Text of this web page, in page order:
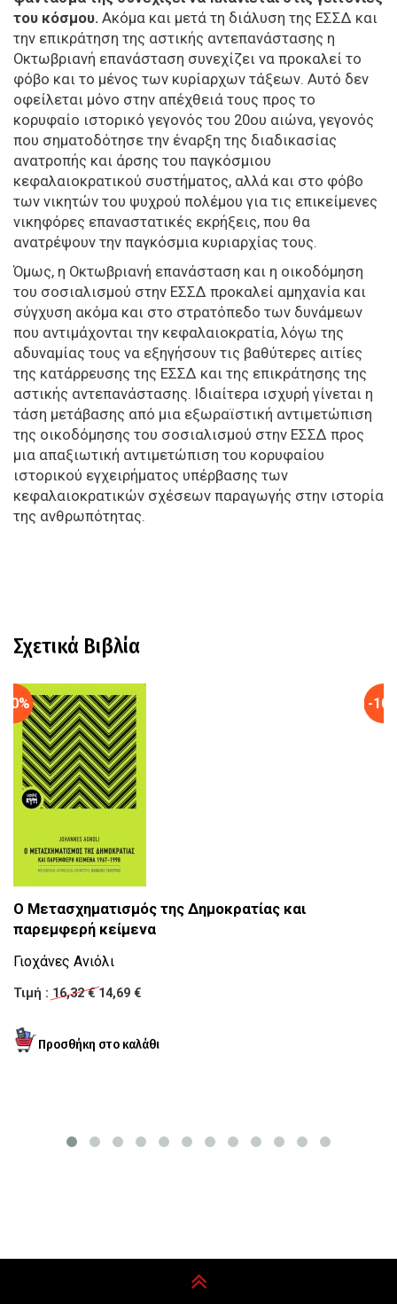
του κόσμου. Ακόμα και μετά τη διάλυση της ΕΣΣΔ και
την επικράτηση της αστικής αντεπανάστασης η
Οκτωβριανή επανάσταση συνεχίζει να προκαλεί το
φόβο και το μένος των κυρίαρχων τάξεων. Αυτό δεν
οφείλεται μόνο στην απέχθειά τους προς το
κορυφαίο ιστορικό γεγονός του 20ου αιώνα, γεγονός
που σηματοδότησε την έναρξη της διαδικασίας
ανατροπής και άρσης του παγκόσμιου
κεφαλαιοκρατικού συστήματος, αλλά και στο φόβο
των νικητών του ψυχρού πολέμου για τις επικείμενες
νικηφόρες επαναστατικές εκρήξεις, που θα
ανατρέψουν την παγκόσμια κυριαρχίας τους.
Όμως, η Οκτωβριανή επανάσταση και η οικοδόμηση
του σοσιαλισμού στην ΕΣΣΔ προκαλεί αμηχανία και
σύγχυση ακόμα και στο στρατόπεδο των δυνάμεων
που αντιμάχονται την κεφαλαιοκρατία, λόγω της
αδυναμίας τους να εξηγήσουν τις βαθύτερες αιτίες
της κατάρρευσης της ΕΣΣΔ και της επικράτησης της
αστικής αντεπανάστασης. Ιδιαίτερα ισχυρή γίνεται η
τάση μετάβασης από μια εξωραϊστική αντιμετώπιση
της οικοδόμησης του σοσιαλισμού στην ΕΣΣΔ προς
μια απαξιωτική αντιμετώπιση του κορυφαίου
ιστορικού εγχειρήματος υπέρβασης των
κεφαλαιοκρατικών σχέσεων παραγωγής στην ιστορία
της ανθρωπότητας.
Σχετικά Βιβλία
Ο Μετασχηματισμός της Δημοκρατίας και
παρεμφερή κείμενα
Γιοχάνες Ανιόλι
Τιμή : 16,32 €14,69 €
-